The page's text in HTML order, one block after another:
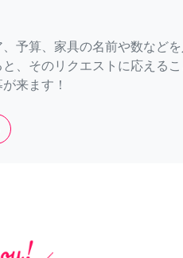
予算、家具の名前や数などを
、そのリクエストに応える
来ます！